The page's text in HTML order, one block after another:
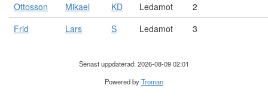
Ottosson
Mikael KD Ledamot
2
Frid
Lars S Ledamot 3
Senast uppdaterad: 2026-08-09 02:01
Powered byTroman